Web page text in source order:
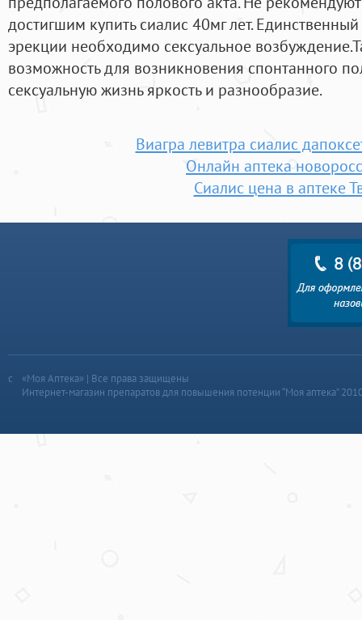
достигшим купить сиалис 40мг лет.
эрекции необходимо сексуальное
возможность для возникновения спонтанного
сексуальную жизнь яркость и разнообразие.
Виагра левитра сиалис
Онлайн аптека
Сиалис цена в аптеке
«Моя Аптека» | Все права защищены
Интернет-магазин препаратов для повышения потенции “Моя аптека”